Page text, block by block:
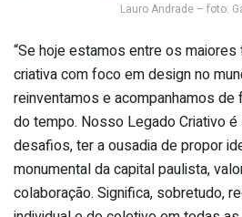
Lauro Andrade – foto:
“Se hoje estamos entre os
criativa com foco em design no
reinventamos e acompanhamos
do tempo. Nosso Legado Criativo
desafios, ter a ousadia de propor
monumental da capital paulista,
colaboração. Significa, sobretudo,